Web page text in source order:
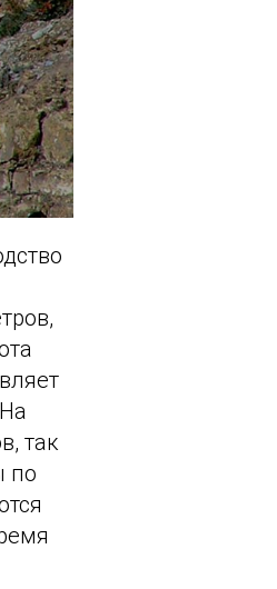
так
по